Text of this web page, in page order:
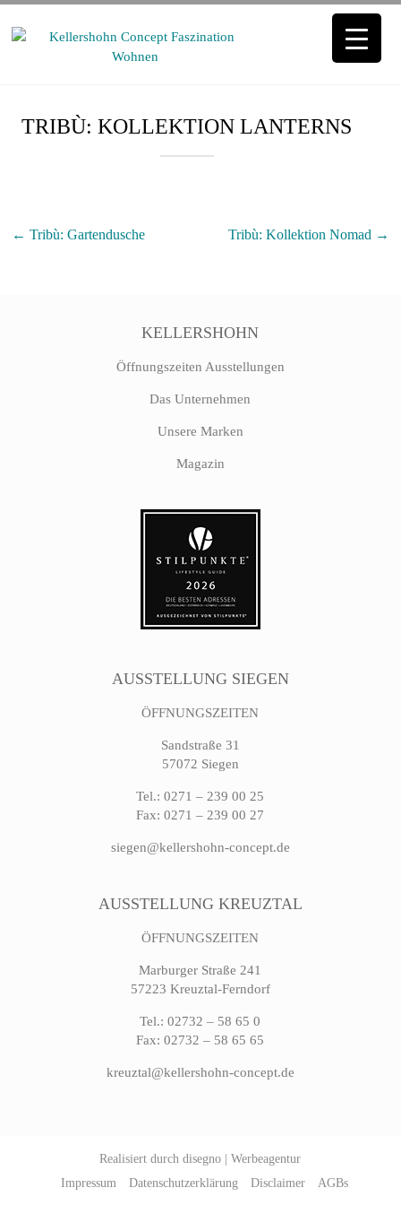
CONCEPT
TRIBÙ: KOLLEKTION LANTERNS
← Tribù: Gartendusche Tribù: Kollektion Nomad →
KELLERSHOHN
Öffnungszeiten Ausstellungen
Das Unternehmen
Unsere Marken
Magazin
AUSSTELLUNG SIEGEN
ÖFFNUNGSZEITEN
Sandstraße 31
57072 Siegen
Tel.: 0271 – 239 00 25
Fax: 0271 – 239 00 27
siegen@kellershohn-concept.de
AUSSTELLUNG KREUZTAL
ÖFFNUNGSZEITEN
Marburger Straße 241
57223 Kreuztal-Ferndorf
Tel.: 02732 – 58 65 0
Fax: 02732 – 58 65 65
kreuztal@kellershohn-concept.de
Realisiert durchdisegno | Werbeagentur
Impressum
Datenschutzerklärung Disclaimer AGBs